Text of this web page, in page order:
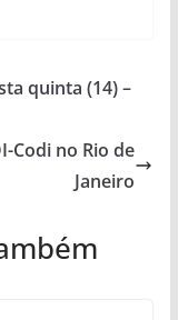
quinta (14) –
Codi no Rio de
Janeiro